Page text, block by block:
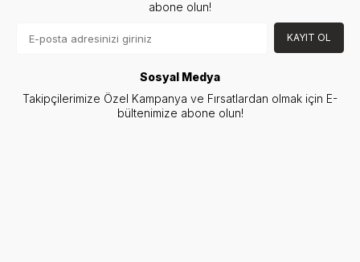
abone olun!
KAYIT OL
Sosyal Medya
Takipçilerimize Özel Kampanya ve Fırsatlardan olmak için E-
bültenimize abone olun!